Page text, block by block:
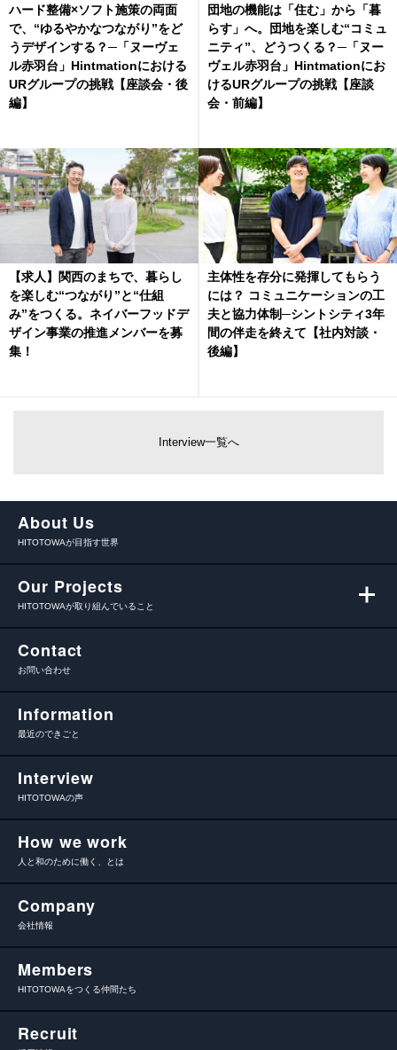
ハード整備×ソフト施策の両面
で、“ゆるやかなつながり”をど
うデザインする？─「ヌーヴェ
ル赤羽台」Hintmationにおける
URグループの挑戦【座談会・後
編】
団地の機能は「住む」から「暮
らす」へ。団地を楽しむ“コミュ
ニティ”、どうつくる？─「ヌー
ヴェル赤羽台」Hintmationにお
けるURグループの挑戦【座談
会・前編】
【求人】関西のまちで、暮らし
を楽しむ“つながり”と“仕組
み”をつくる。ネイバーフッドデ
ザイン事業の推進メンバーを募
集！
主体性を存分に発揮してもらう
には？ コミュニケーションの工
夫と協力体制─シントシティ3年
間の伴走を終えて【社内対談・
後編】
Interview一覧へ
About Us
HITOTOWAが目指す世界
Our Projects
HITOTOWAが取り組んでいること
Contact
お問い合わせ
Information
最近のできごと
Interview
HITOTOWAの声
How we work
人と和のために働く、とは
Company
会社情報
Members
HITOTOWAをつくる仲間たち
Recruit